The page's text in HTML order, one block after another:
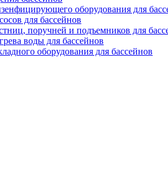
оборудования для
для бассейнов
поручней и подъемников для
воды для бассейнов
оборудования для бассейнов